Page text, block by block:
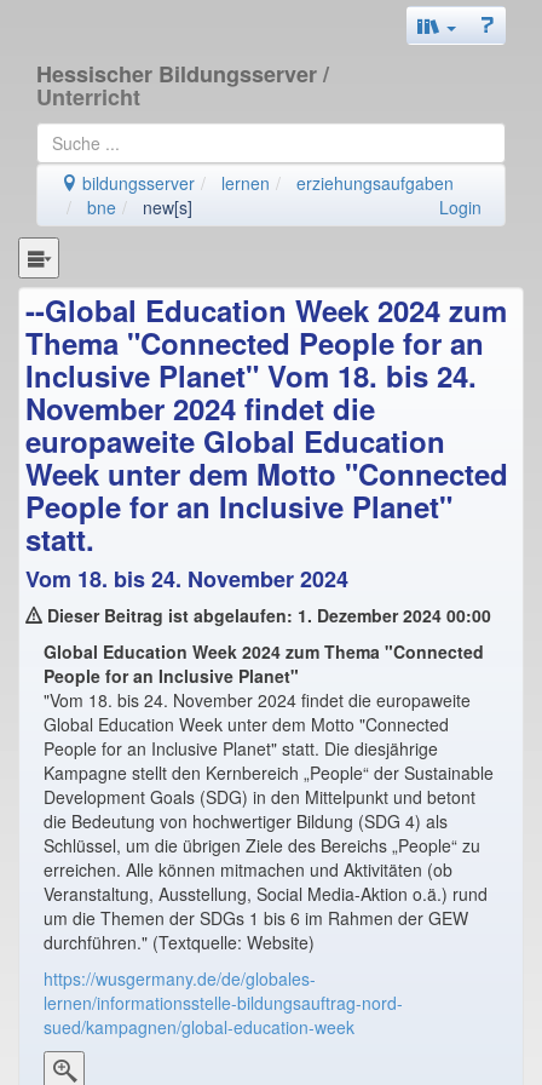
Hessischer Bildungsserver/
Unterricht
bildungsserver lernen
erziehungsaufgaben
bne
new[s] Login
--Global Education Week 2024 zum
Thema "Connected People for an
Inclusive Planet" Vom 18. bis 24.
November 2024 findet die
europaweite Global Education
Week unter dem Motto "Connected
People for an Inclusive Planet"
statt.
Vom 18. bis 24. November 2024
Dieser Beitrag ist abgelaufen: 1. Dezember 2024 00:00
Global Education Week 2024 zum Thema "Connected
People for an Inclusive Planet"
"Vom 18. bis 24. November 2024 findet die europaweite
Global Education Week unter dem Motto "Connected
People for an Inclusive Planet" statt. Die diesjährige
Kampagne stellt den Kernbereich „People“ der Sustainable
Development Goals (SDG) in den Mittelpunkt und betont
die Bedeutung von hochwertiger Bildung (SDG 4) als
Schlüssel, um die übrigen Ziele des Bereichs „People“ zu
erreichen. Alle können mitmachen und Aktivitäten (ob
Veranstaltung, Ausstellung, Social Media-Aktion o.ä.) rund
um die Themen der SDGs 1 bis 6 im Rahmen der GEW
durchführen." (Textquelle: Website)
https://wusgermany.de/de/globales-
lernen/informationsstelle-bildungsauftrag-nord-
sued/kampagnen/global-education-week